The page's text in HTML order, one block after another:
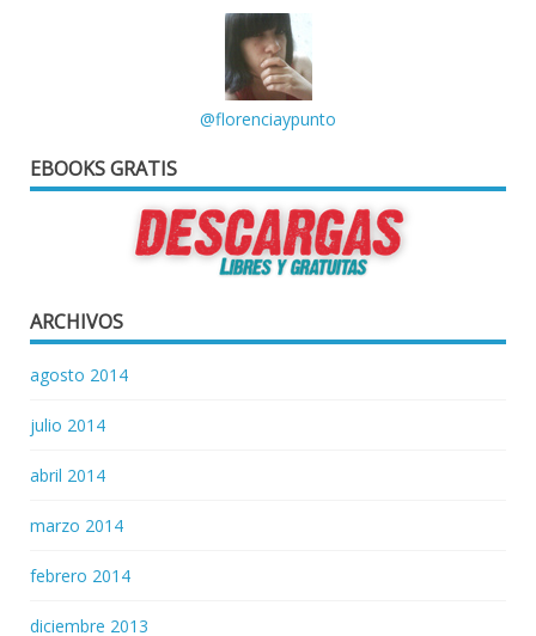
@florenciaypunto
EBOOKS GRATIS
ARCHIVOS
agosto 2014
julio 2014
abril 2014
marzo 2014
febrero 2014
diciembre 2013